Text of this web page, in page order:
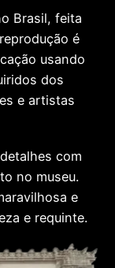
Brasil, feita
é
usando
dos
e artistas
com
no museu.
e
e requinte.